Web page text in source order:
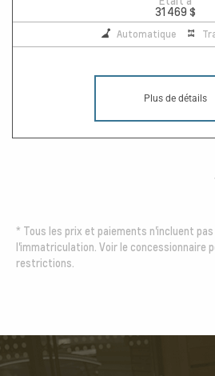
31 469 $
Automatique
Plus de détails
* Tous les prix et paiements n'incluent
l'immatriculation. Voir le concessionnaire
restrictions.